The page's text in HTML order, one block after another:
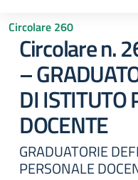
Circolare 260
Circolare n.
–
DI ISTITUTO
DOCENTE
GRADUATORIE
PERSONALE